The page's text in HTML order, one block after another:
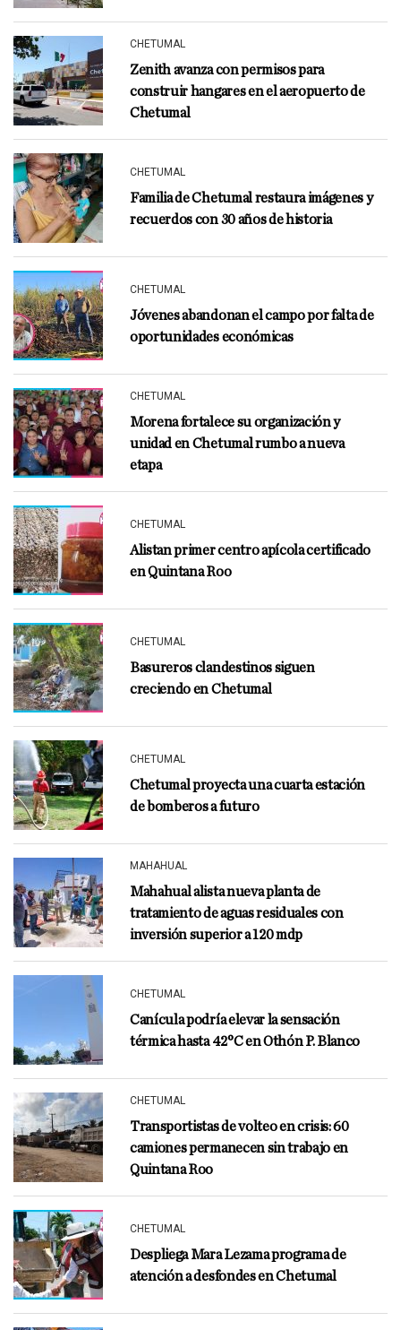
CHETUMAL
Zenith avanza con permisos para
construir hangares en el aeropuerto de
Chetumal
CHETUMAL
Familia de Chetumal restaura imágenes y
recuerdos con 30 años de historia
CHETUMAL
Jóvenes abandonan el campo por falta de
oportunidades económicas
CHETUMAL
Morena fortalece su organización y
unidad en Chetumal rumbo a nueva
etapa
CHETUMAL
Alistan primer centro apícola certificado
en Quintana Roo
CHETUMAL
Basureros clandestinos siguen
creciendo en Chetumal
CHETUMAL
Chetumal proyecta una cuarta estación
de bomberos a futuro
MAHAHUAL
Mahahual alista nueva planta de
tratamiento de aguas residuales con
inversión superior a 120 mdp
CHETUMAL
Canícula podría elevar la sensación
térmica hasta 42°C en Othón P. Blanco
CHETUMAL
Transportistas de volteo en crisis: 60
camiones permanecen sin trabajo en
Quintana Roo
CHETUMAL
Despliega Mara Lezama programa de
atención a desfondes en Chetumal